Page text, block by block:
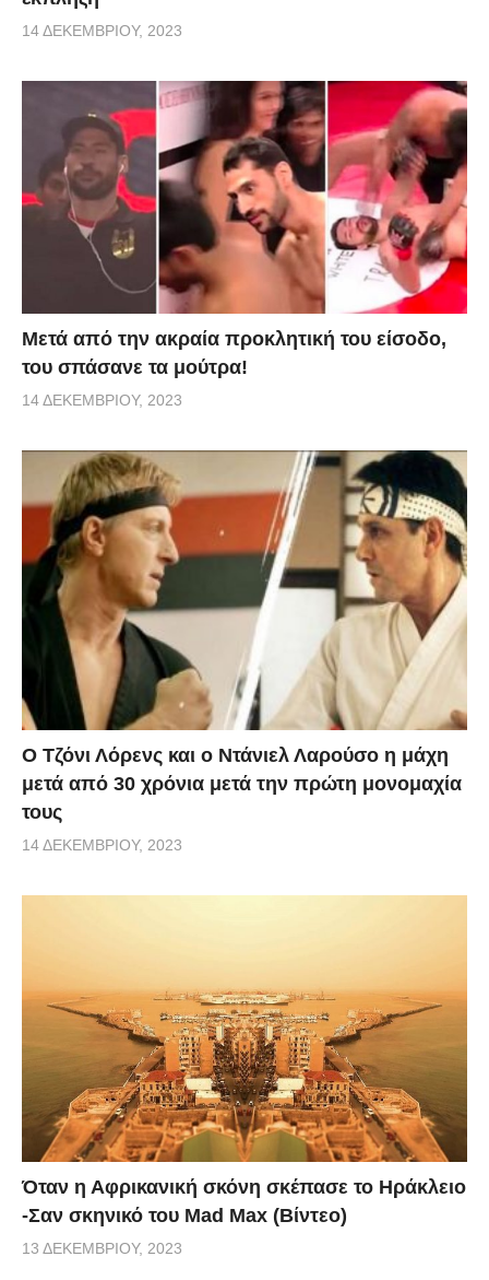
14 ΔΕΚΕΜΒΡΊΟΥ, 2023
Μετά από την ακραία προκλητική του είσοδο,
του σπάσανε τα μούτρα!
14 ΔΕΚΕΜΒΡΊΟΥ, 2023
Ο Τζόνι Λόρενς και ο Ντάνιελ Λαρούσο η μάχη
μετά από 30 χρόνια μετά την πρώτη μονομαχία
τους
14 ΔΕΚΕΜΒΡΊΟΥ, 2023
Όταν η Αφρικανική σκόνη σκέπασε το Ηράκλειο
-Σαν σκηνικό του Mad Max (Βίντεο)
13 ΔΕΚΕΜΒΡΊΟΥ, 2023